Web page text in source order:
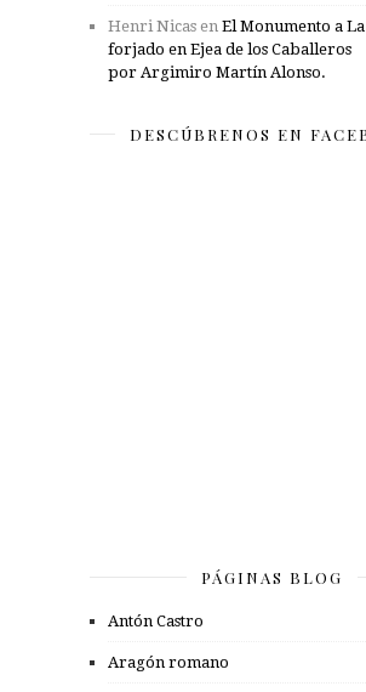
Henri Nicas en El Monumento a La
forjado en Ejea de los Caballeros
por Argimiro Martín Alonso.
DESCÚBRENOS EN
PÁGINAS BLOG
Antón Castro
Aragón romano